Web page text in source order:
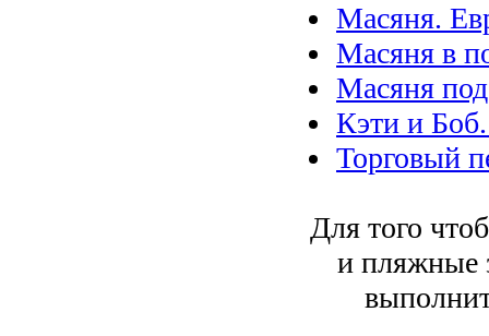
Масяня.
Масяня в
Масяня
Кэти и
Торговый
Для того
и пляжные